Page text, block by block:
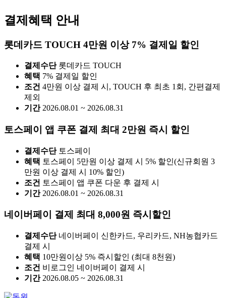
결제혜택 안내
롯데카드 TOUCH 4만원 이상 7% 결제일 할인
결제수단 롯데카드 TOUCH
혜택 7% 결제일 할인
조건 4만원 이상 결제 시, TOUCH 후 최초 1회, 간편결제
제외
기간 2026.08.01 ~ 2026.08.31
토스페이 앱 쿠폰 결제 최대 2만원 즉시 할인
결제수단 토스페이
혜택 토스페이 5만원 이상 결제 시 5% 할인(신규회원 3
만원 이상 결제 시 10% 할인)
조건 토스페이 앱 쿠폰 다운 후 결제 시
기간 2026.08.01 ~ 2026.08.31
네이버페이 결제 최대 8,000원 즉시할인
결제수단 네이버페이 신한카드, 우리카드, NH농협카드
결제 시
혜택 10만원이상 5% 즉시할인 (최대 8천원)
조건 비로그인 네이버페이 결제 시
기간 2026.08.05 ~ 2026.08.31